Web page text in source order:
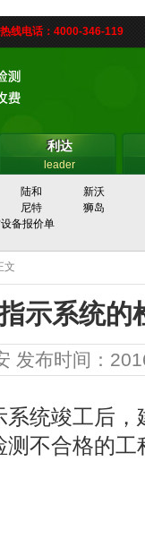
热线电话：4000-346-119
利达
利达
leader
陆和
新沃
尼特
狮岛
备报价单
文
示系统的
发布时间：
统竣工后
不合格的